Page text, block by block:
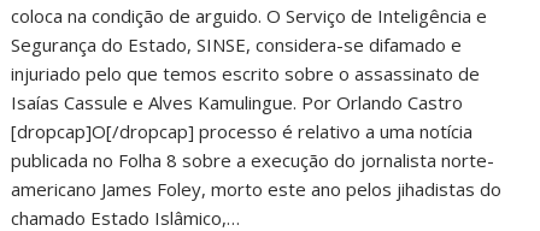
coloca na condição de arguido. O Serviço de Inteligência e
Segurança do Estado, SINSE, considera-se difamado e
injuriado pelo que temos escrito sobre o assassinato de
Isaías Cassule e Alves Kamulingue. Por Orlando Castro
[dropcap]O[/dropcap] processo é relativo a uma notícia
publicada no Folha 8 sobre a execução do jornalista norte-
americano James Foley, morto este ano pelos jihadistas do
chamado Estado Islâmico,…